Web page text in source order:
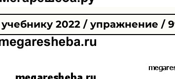
2022 / упражнение /